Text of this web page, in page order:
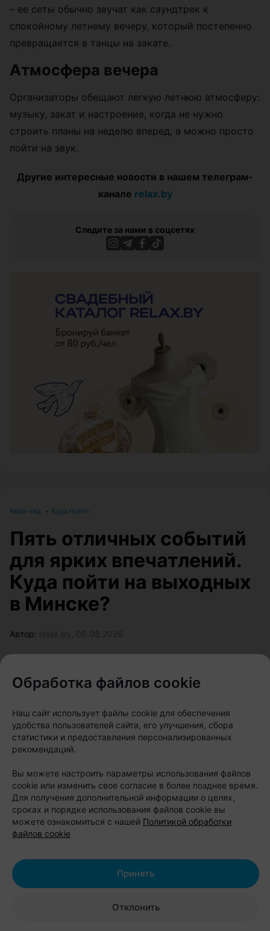
– ее сеты обычно звучат как саундтрек к
спокойному летнему вечеру, который постепенно
превращается в танцы на закате.
Атмосфера вечера
Организаторы обещают легкую летнюю атмосферу:
музыку, закат и настроение, когда не нужно
строить планы на неделю вперед, а можно просто
пойти на звук.
Другие интересные новости в нашем телеграм-
канале relax.by
Следите за нами в соцсетях
Relax-гид • Куда пойти
Пять отличных событий
для ярких впечатлений.
Куда пойти на выходных
в Минске?
Автор:
форматы досуга, чтобы каждый мог найти
развлечение по душе. Вас ждут ностальгическая
атмосфера эпохи СССР, погружение в сказочные
миры и прикосновение к живому искусству.
Откройте для себя масштабные выставки,
театральную magic-историю и величественное
звучание органа в одной незабываемой
программе.
Выставка «Радиоэпоха»
Обработка файлов cookie
Наш сайт использует файлы cookie для обеспечения
удобства пользователей сайта, его улучшения, сбора
статистики и предоставления персонализированных
рекомендаций.
Вы можете настроить параметры использования файлов
cookie или изменить свое согласие в более позднее время.
Для получения дополнительной информации о целях,
сроках и порядке использования файлов cookie вы
можете ознакомиться с нашей Политикой обработки
файлов cookie
Отклонить
Принять